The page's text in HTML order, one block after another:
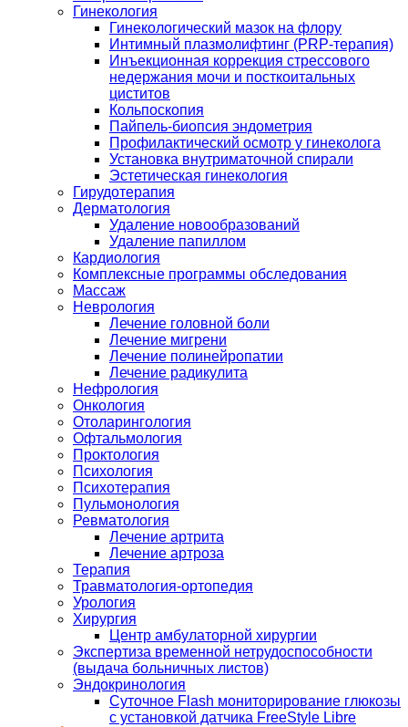
Гинекология
Гинекологический мазок на флору
Интимный плазмолифтинг (PRP-терапия)
Инъекционная коррекция стрессового
недержания мочи и посткоитальных
циститов
Кольпоскопия
Пайпель-биопсия эндометрия
Профилактический осмотр у гинеколога
Установка внутриматочной спирали
Эстетическая гинекология
Гирудотерапия
Дерматология
Удаление новообразований
Удаление папиллом
Кардиология
Комплексные программы обследования
Массаж
Неврология
Лечение головной боли
Лечение мигрени
Лечение полинейропатии
Лечение радикулита
Нефрология
Онкология
Отоларингология
Офтальмология
Проктология
Психология
Психотерапия
Пульмонология
Ревматология
Лечение артрита
Лечение артроза
Терапия
Травматология-ортопедия
Урология
Хирургия
Центр амбулаторной хирургии
Экспертиза временной нетрудоспособности
(выдача больничных листов)
Эндокринология
Суточное Flash мониторирование глюкозы
с установкой датчика FreeStyle Libre